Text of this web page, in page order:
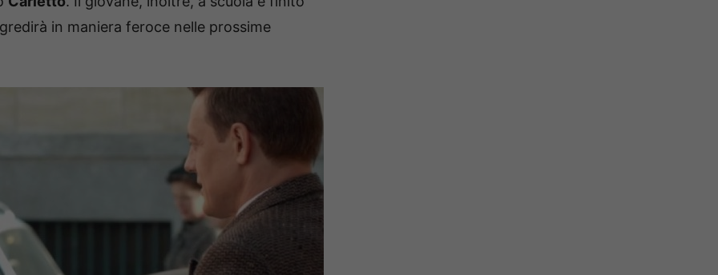
in maniera feroce nelle prossime